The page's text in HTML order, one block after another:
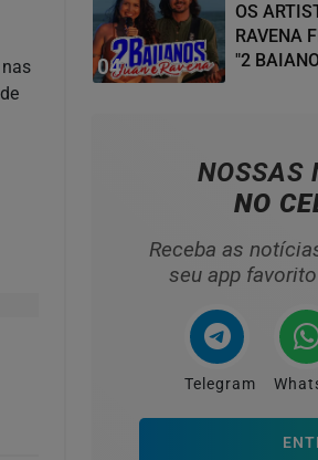
04
OS
RAVENA
"2
NOSSAS
NO
Receba as
seu app
Telegram